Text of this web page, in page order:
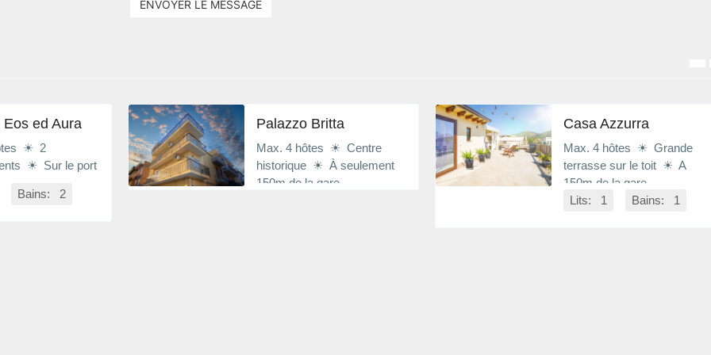
ENVOYER LE MESSAGE
Eos ed Aura
☀ 2
☀ Sur le port
Bains: 2
Palazzo Britta
Max. 4 hôtes ☀ Centre
historique ☀ À seulement
150m de la gare
Casa Azzurra
Max. 4 hôtes ☀ Grande
terrasse sur le toit ☀ A
150m de la gare
Lits: 1
Bains: 1